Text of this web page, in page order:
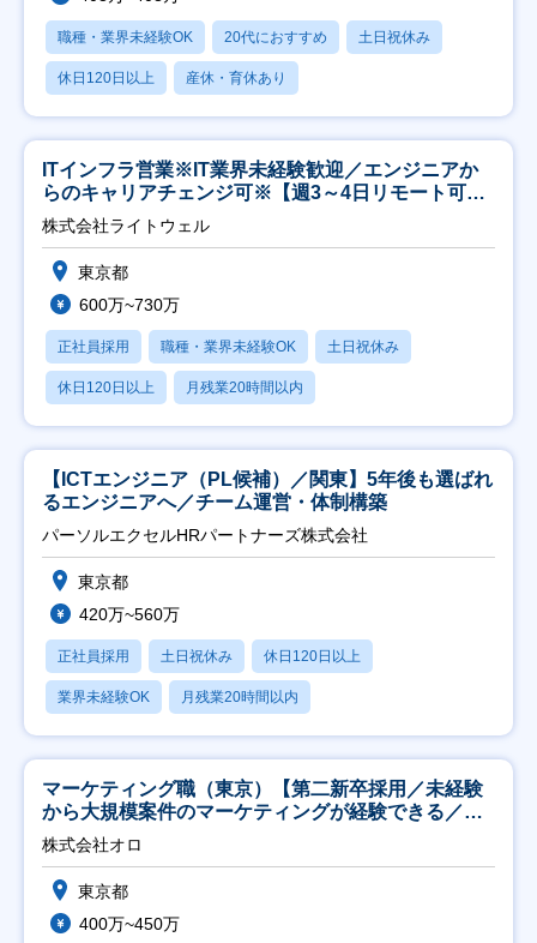
職種・業界未経験OK 20代におすすめ 土日祝休み
休日120日以上 産休・育休あり
ITインフラ営業※IT業界未経験歓迎／エンジニアか
らのキャリアチェンジ可※【週3～4日リモート可
能】
株式会社ライトウェル
東京都
600万~730万
正社員採用 職種・業界未経験OK 土日祝休み
休日120日以上 月残業20時間以内
【ICTエンジニア（PL候補）／関東】5年後も選ばれ
るエンジニアへ／チーム運営・体制構築
パーソルエクセルHRパートナーズ株式会社
東京都
420万~560万
正社員採用 土日祝休み 休日120日以上
業界未経験OK 月残業20時間以内
マーケティング職（東京）【第二新卒採用／未経験
から大規模案件のマーケティングが経験できる／研
修充実】
株式会社オロ
東京都
400万~450万